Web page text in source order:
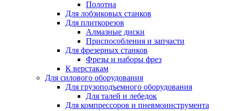
Полотна
Для лобзиковых станков
Для плиткорезов
Алмазные диски
Приспособления и запчасти
Для фрезерных станков
Фрезы и наборы фрез
К верстакам
Для силового оборудования
Для грузоподъемного оборудования
Для талей и лебедок
Для компрессоров и пневмоинструмента